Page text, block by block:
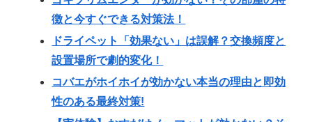
徴と今すぐできる対策法！
ドライペット「効果ない」は誤解？交換頻度と
設置場所で劇的変化！
コバエがホイホイが効かない本当の理由と即効
性のある最終対策!